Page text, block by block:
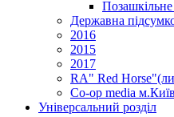
Державна
2016
2015
2017
RA" Red
Co-op media м.Київ
Універсальний розділ